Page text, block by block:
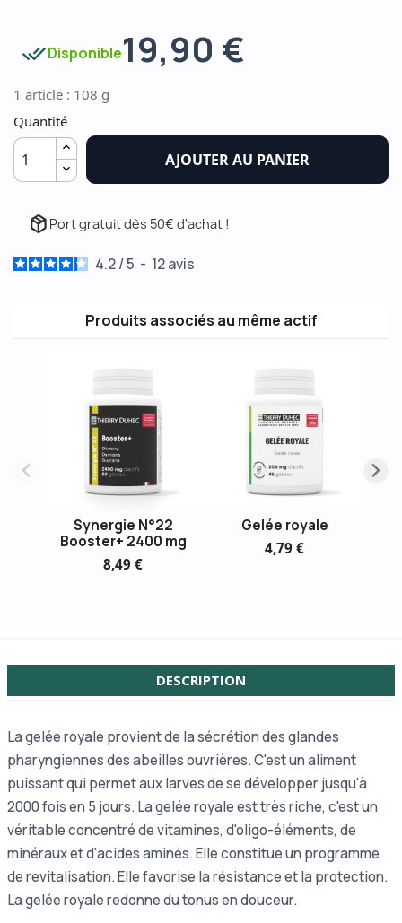
done_allDisponible19,90 €
1 article : 108 g
Quantité
AJOUTER AU PANIER
package_2 Port gratuit dès 50€ d'achat !
4.2/5 - 12avis
Produits associés au même actif
Synergie N°22
Booster+ 2400 mg
8,49 €
Gelée royale
4,79 €
DESCRIPTION
La gelée royale provient de la sécrétion des glandes
pharyngiennes des abeilles ouvrières. C'est un aliment
puissant qui permet aux larves de se développer jusqu'à
2000 fois en 5 jours. La gelée royale est très riche, c'est un
véritable concentré de vitamines, d'oligo-éléments, de
minéraux et d'acides aminés. Elle constitue un programme
de revitalisation. Elle favorise la résistance et la protection.
La gelée royale redonne du tonus en douceur.